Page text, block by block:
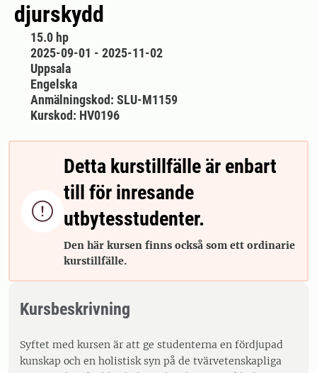
djurskydd
15.0 hp
2025-09-01 - 2025-11-02
Uppsala
Engelska
Anmälningskod: SLU-M1159
Kurskod: HV0196

Detta kurstillfälle är enbart
till för inresande
utbytesstudenter.
Den här kursen finns också som ett ordinarie
kurstillfälle.
Kursbeskrivning
Syftet med kursen är att ge studenterna en fördjupad
kunskap och en holistisk syn på de tvärvetenskapliga